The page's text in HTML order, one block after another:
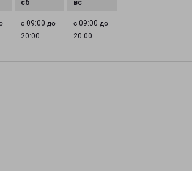
с 09:00 до
20:00
с 09:00 до
20:00